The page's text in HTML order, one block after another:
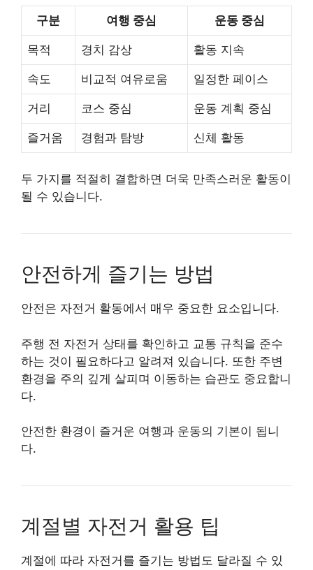
구분 여행 중심 운동 중심
목적 경치 감상 활동 지속
속도 비교적 여유로움 일정한 페이스
거리 코스 중심 운동 계획 중심
즐거움 경험과 탐방 신체 활동
두 가지를 적절히 결합하면 더욱 만족스러운 활동이
될 수 있습니다.
안전하게 즐기는 방법
안전은 자전거 활동에서 매우 중요한 요소입니다.
주행 전 자전거 상태를 확인하고 교통 규칙을 준수
하는 것이 필요하다고 알려져 있습니다. 또한 주변
환경을 주의 깊게 살피며 이동하는 습관도 중요합니
다.
안전한 환경이 즐거운 여행과 운동의 기본이 됩니
다.
계절별 자전거 활용 팁
계절에 따라 자전거를 즐기는 방법도 달라질 수 있